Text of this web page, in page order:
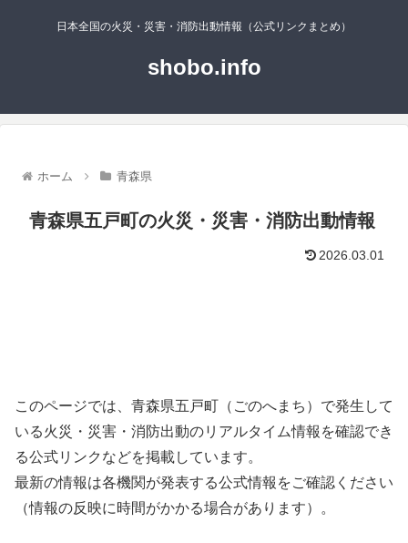
日本全国の火災・災害・消防出動情報（公式リンクまとめ）
shobo.info
ホーム 青森県
青森県五戸町の火災・災害・消防出動情報
2026.03.01
このページでは、青森県五戸町（ごのへまち）で発生して
いる火災・災害・消防出動のリアルタイム情報を確認でき
る公式リンクなどを掲載しています。
最新の情報は各機関が発表する公式情報をご確認ください
（情報の反映に時間がかかる場合があります）。